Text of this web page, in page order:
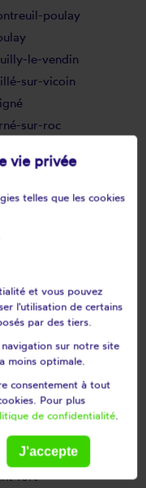
poulay
le-vendin
sur-vicoin
sur-roc
en-pail
en-grenouilles
aubin-du-désert
baudelle
berthevin-la-tannière
calais-du-désert
charles-la-forêt
cyr-en-pail
denis-de-gastines
denis-d'anjou
fort
vie privée
telles que les cookies
et vous pouvez
l'utilisation de certains
par des tiers.
sur notre site
moins optimale.
consentement à tout
Pour plus
de confidentialité.
J'accepte